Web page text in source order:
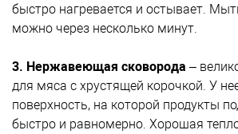
быстро нагревается и остывает.
можно через несколько минут.
3. Нержавеющая сковорода –
для мяса с хрустящей корочкой. У
поверхность, на которой продукты
быстро и равномерно. Хорошая